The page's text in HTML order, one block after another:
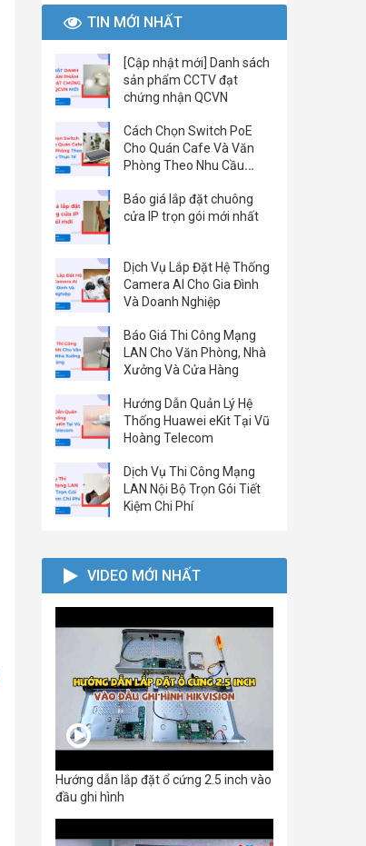
TIN MỚI NHẤT
[Cập nhật mới] Danh sách
sản phẩm CCTV đạt
chứng nhận QCVN
Cách Chọn Switch PoE
Cho Quán Cafe Và Văn
Phòng Theo Nhu Cầu
Báo giá lắp đặt chuông
cửa IP trọn gói mới nhất
Dịch Vụ Lắp Đặt Hệ Thống
Camera AI Cho Gia Đình
Và Doanh Nghiệp
Báo Giá Thi Công Mạng
LAN Cho Văn Phòng, Nhà
Xưởng Và Cửa Hàng
Hướng Dẫn Quản Lý Hệ
Thống Huawei eKit Tại Vũ
Hoàng Telecom
Dịch Vụ Thi Công Mạng
LAN Nội Bộ Trọn Gói Tiết
Kiệm Chi Phí
VIDEO MỚI NHẤT
Hướng dẫn lắp đặt ổ cứng 2.5 inch vào
đầu ghi hình